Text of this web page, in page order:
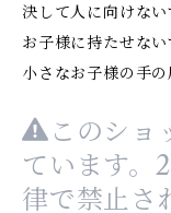
決して人に向けない
お子様に持たせない
小さなお子様の手
このショ
ています。
律で禁止さ